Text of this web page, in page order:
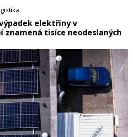
a udržitelnosti.
elektřiny v
znamená tisíce neodeslaných